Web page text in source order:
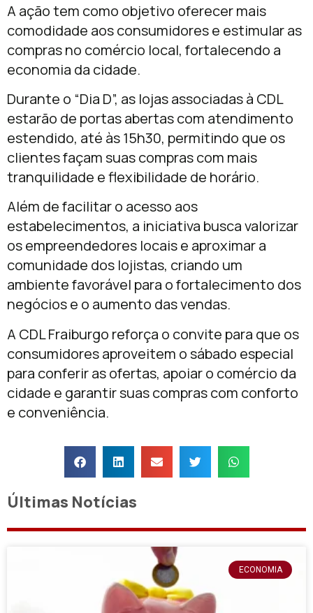
A ação tem como objetivo oferecer mais
comodidade aos consumidores e estimular as
compras no comércio local, fortalecendo a
economia da cidade.
Durante o “Dia D”, as lojas associadas à CDL
estarão de portas abertas com atendimento
estendido, até às 15h30, permitindo que os
clientes façam suas compras com mais
tranquilidade e flexibilidade de horário.
Além de facilitar o acesso aos
estabelecimentos, a iniciativa busca valorizar
os empreendedores locais e aproximar a
comunidade dos lojistas, criando um
ambiente favorável para o fortalecimento dos
negócios e o aumento das vendas.
A CDL Fraiburgo reforça o convite para que os
consumidores aproveitem o sábado especial
para conferir as ofertas, apoiar o comércio da
cidade e garantir suas compras com conforto
e conveniência.
Últimas Notícias
ECONOMIA